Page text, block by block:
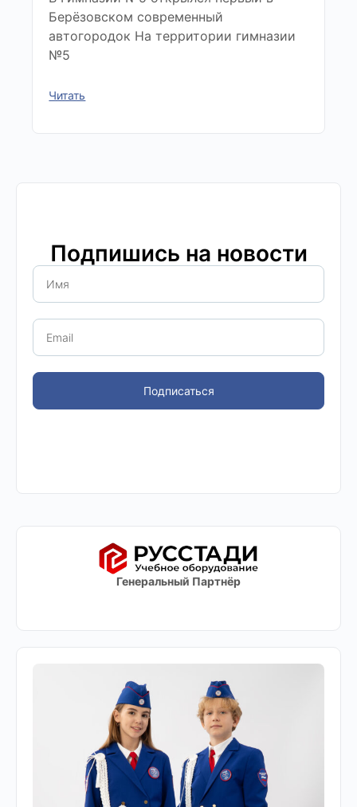
Берёзовском современный
автогородок На территории гимназии
№5
Читать
Подпишись на новости
Подписаться
Генеральный Партнёр